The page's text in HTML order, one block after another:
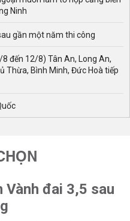
Ninh
gần một năm thi công
đến 12/8) Tân An, Long An,
Thừa, Bình Minh, Đức Hoà tiếp
Vành đai 3,5 sau